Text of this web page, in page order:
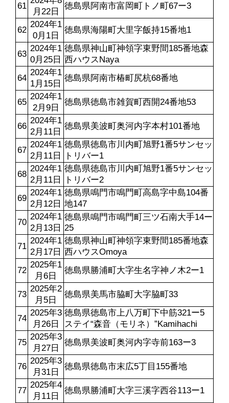
61
月22日
徳島県阿南市富岡町トノ町67ー3
62
2024年1
0月1日
徳島県海陽町大里字飯持15番地1
63
2024年1
0月25日
徳島県神山町神領字東野間185番地森
西ハウスNaya
64
2024年1
1月15日
徳島県阿南市椿町尻杭68番地
65
2024年1
2月9日
徳島県徳島市雑賀町西開24番地53
66
2024年1
2月11日
徳島県美波町奥河内字本村101番地
67
2024年1
2月11日
徳島県徳島市川内町旭野1番5サンセッ
トリバー1
68
2024年1
2月11日
徳島県徳島市川内町旭野1番5サンセッ
トリバー2
69
2024年1
2月12日
徳島県鳴門市鳴門町高島字中島104番
地147
70
2024年1
2月13日
徳島県鳴門市鳴門町三ツ石南大手14ー
25
71
2024年1
2月17日
徳島県神山町神領字東野間185番地森
西ハウスOmoya
72
2025年1
月6日
徳島県勝浦町大字生名字神ノ木2ー1
73
2025年2
月5日
徳島県美馬市脇町大字脇町33
74
2025年3
月26日
徳島県徳島市上八万町下中筋321ー5
ステイ“森音（モリネ）”Kamihachi
75
2025年3
月27日
徳島県美波町奥河内字寺前163ー3
76
2025年3
月31日
徳島県徳島市末広5丁目155番地
77
2025年4
月11日
徳島県勝浦町大字三溪字西谷113ー1